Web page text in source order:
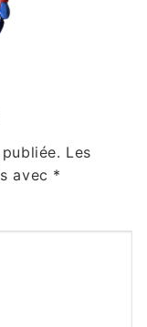
Les
avec *